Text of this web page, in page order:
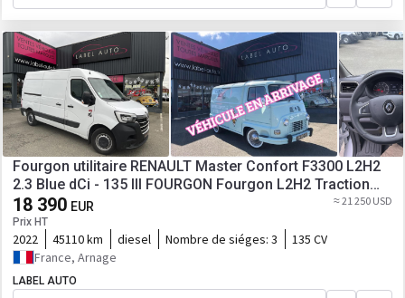
Fourgon utilitaire RENAULT Master Confort F3300 L2H2
2.3 Blue dCi - 135 III FOURGON Fourgon L2H2 Traction
PHASE 3
18 390 EUR
Prix HT
≈ 21 250 USD
2022 45110 km diesel Nombre de siéges: 3
135 CV
France, Arnage
LABEL AUTO